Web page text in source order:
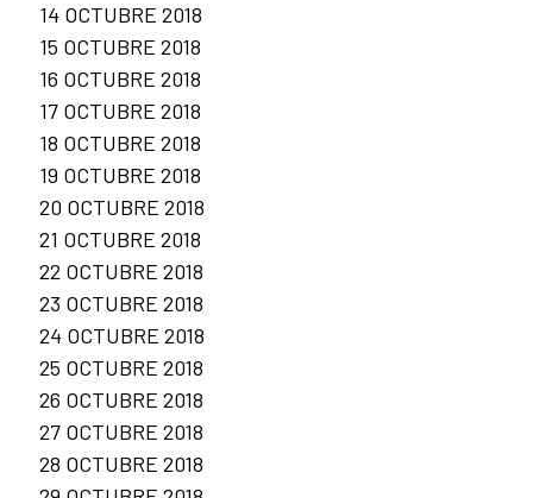
14 OCTUBRE 2018
15 OCTUBRE 2018
16 OCTUBRE 2018
17 OCTUBRE 2018
18 OCTUBRE 2018
19 OCTUBRE 2018
20 OCTUBRE 2018
21 OCTUBRE 2018
22 OCTUBRE 2018
23 OCTUBRE 2018
24 OCTUBRE 2018
25 OCTUBRE 2018
26 OCTUBRE 2018
27 OCTUBRE 2018
28 OCTUBRE 2018